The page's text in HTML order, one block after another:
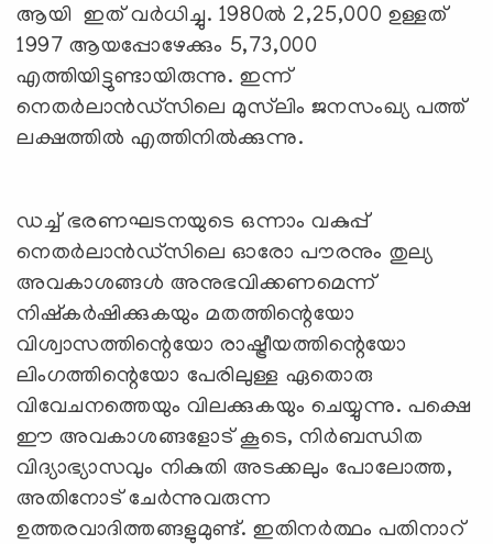
ആയി ഇത് വർധിച്ചു. 1980ൽ 2,25,000 ഉള്ളത്
1997 ആയപ്പോഴേക്കും 5,73,000
എത്തിയിട്ടുണ്ടായിരുന്നു. ഇന്ന്
നെതർലാൻഡ്‌സിലെ മുസ്‍ലിം ജനസംഖ്യ പത്ത്
ലക്ഷത്തിൽ എത്തിനിൽക്കുന്നു.
ഡച്ച് ഭരണഘടനയുടെ ഒന്നാം വകുപ്പ്
നെതർലാൻഡ്‌സിലെ ഓരോ പൗരനും തുല്യ
അവകാശങ്ങൾ അനുഭവിക്കണമെന്ന്
നിഷ്കർഷിക്കുകയും മതത്തിന്റെയോ
വിശ്വാസത്തിന്റെയോ രാഷ്ട്രീയത്തിന്റെയോ
ലിംഗത്തിന്റെയോ പേരിലുള്ള ഏതൊരു
വിവേചനത്തെയും വിലക്കുകയും ചെയ്യുന്നു. പക്ഷെ
ഈ അവകാശങ്ങളോട് കൂടെ, നിർബന്ധിത
വിദ്യാഭ്യാസവും നികുതി അടക്കലും പോലോത്ത,
അതിനോട് ചേർന്നുവരുന്ന
ഉത്തരവാദിത്തങ്ങളുമുണ്ട്. ഇതിനർത്ഥം പതിനാറ്